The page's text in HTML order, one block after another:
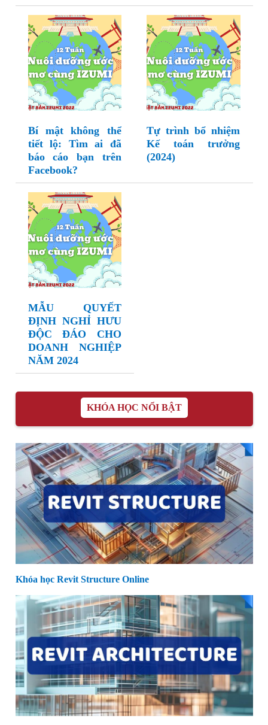
Bí mật không thể
tiết lộ: Tìm ai đã
báo cáo bạn trên
Facebook?
Tự trình bổ nhiệm
Kế toán trưởng
(2024)
MẪU QUYẾT
ĐỊNH NGHỈ HƯU
ĐỘC ĐÁO CHO
DOANH NGHIỆP
NĂM 2024
KHÓA HỌC NỔI BẬT
Khóa học Revit Structure Online